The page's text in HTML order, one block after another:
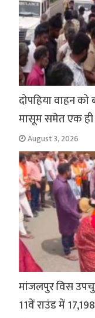
दोपहिया वाहन
मासूम समेत एक ही
August 3, 2026
मांजलपुर विस
11वें राउंड में